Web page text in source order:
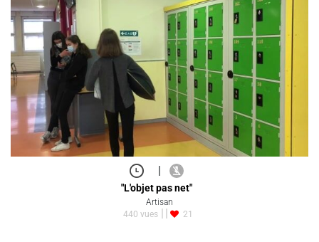
|
"L'objet pas net"
Artisan
440 vues
21